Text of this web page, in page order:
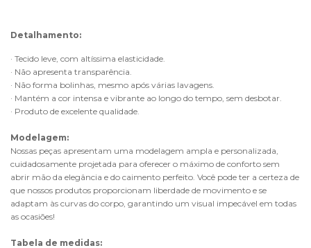
Detalhamento:
· Tecido leve, com altíssima elasticidade.
· Não apresenta transparência.
· Não forma bolinhas, mesmo após várias lavagens.
· Mantém a cor intensa e vibrante ao longo do tempo, sem desbotar.
· Produto de excelente qualidade.
Modelagem:
Nossas peças apresentam uma modelagem ampla e personalizada,
cuidadosamente projetada para oferecer o máximo de conforto sem
abrir mão da elegância e do caimento perfeito. Você pode ter a certeza de
que nossos produtos proporcionam liberdade de movimento e se
adaptam às curvas do corpo, garantindo um visual impecável em todas
as ocasiões!
Tabela de medidas: